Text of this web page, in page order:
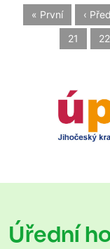
« První ‹
21 22
Úřední